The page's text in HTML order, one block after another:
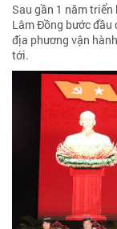
Sau gần 1 năm
Lâm Đồng bước đầu
địa phương vận
tới.